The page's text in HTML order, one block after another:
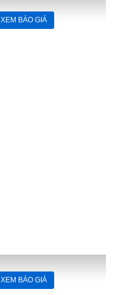
XEM BÁO GIÁ
XEM BÁO GIÁ